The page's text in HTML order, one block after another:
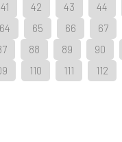
41 42 43 44
64 65 66 67
88 89 90
110 111 112